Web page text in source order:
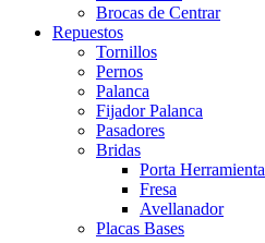
Brocas de Centrar
Repuestos
Tornillos
Pernos
Palanca
Fijador Palanca
Pasadores
Bridas
Porta Herramienta
Fresa
Avellanador
Placas Bases